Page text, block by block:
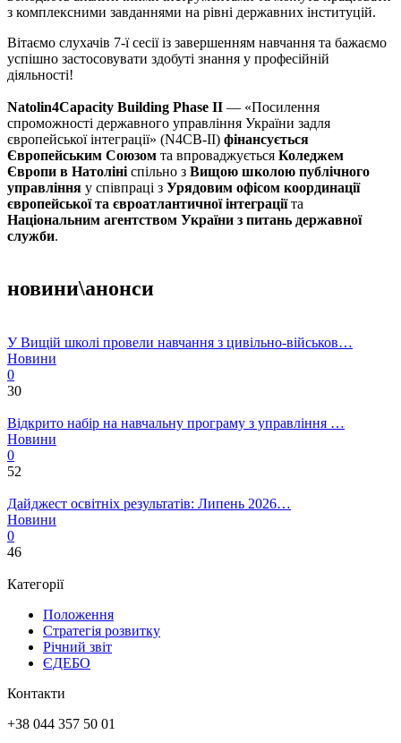
з комплексними завданнями на рівні державних інституцій.
Вітаємо слухачів 7-ї сесії із завершенням навчання та бажаємо
успішно застосовувати здобуті знання у професійній
діяльності!
Natolin4Capacity Building Phase II — «Посилення
спроможності державного управління України задля
європейської інтеграції» (N4CB-II) фінансується
Європейським Союзом та впроваджується Коледжем
Європи в Натоліні спільно з Вищою школою публічного
управління у співпраці з Урядовим офісом координації
європейської та євроатлантичної інтеграціїта
Національним агентством України з питань державної
служби.
новини\анонси
У Вищій школі провели навчання з цивільно-військов…
Новини
0
30
Відкрито набір на навчальну програму з управління …
Новини
0
52
Дайджест освітніх результатів: Липень 2026…
Новини
0
46
Категорії
Положення
Стратегія розвитку
Річний звіт
ЄДЕБО
Контакти
+38 044 357 50 01